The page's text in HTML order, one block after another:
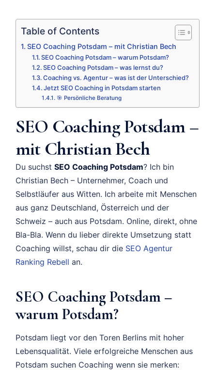
Table of Contents
SEO Coaching Potsdam – mit Christian Bech
SEO Coaching Potsdam – warum Potsdam?
SEO Coaching Potsdam – was lernst du?
Coaching vs. Agentur – was ist der Unterschied?
Jetzt SEO Coaching in Potsdam starten
🎯 Persönliche Beratung
SEO Coaching Potsdam –
mit Christian Bech
Du suchst SEO Coaching Potsdam? Ich bin
Christian Bech – Unternehmer, Coach und
Selbstläufer aus Witten. Ich arbeite mit Menschen
aus ganz Deutschland, Österreich und der
Schweiz – auch aus Potsdam. Online, direkt, ohne
Bla-Bla. Wenn du lieber direkte Umsetzung statt
Coaching willst, schau dir die SEO Agentur
Ranking Rebell an.
SEO Coaching Potsdam –
warum Potsdam?
Potsdam liegt vor den Toren Berlins mit hoher
Lebensqualität. Viele erfolgreiche Menschen aus
Potsdam suchen Coaching wenn sie merken: